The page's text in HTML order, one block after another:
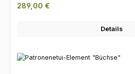
Regulärer Preis:
289,00 €
Details